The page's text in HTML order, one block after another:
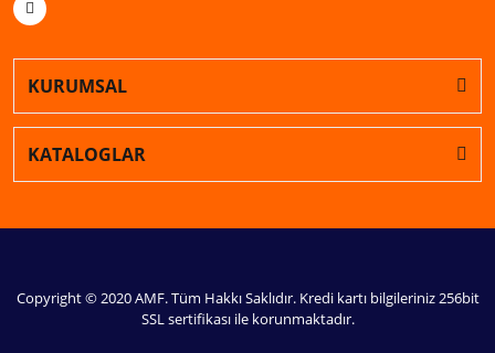
KURUMSAL
KATALOGLAR
Copyright © 2020 AMF. Tüm Hakkı Saklıdır. Kredi kartı bilgileriniz 256bit
SSL sertifikası ile korunmaktadır.